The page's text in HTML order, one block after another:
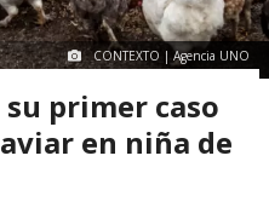
CONTEXTO | Agencia UNO
primer caso
en niña de